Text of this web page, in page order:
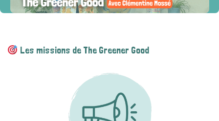
Les missions de The Greener Good